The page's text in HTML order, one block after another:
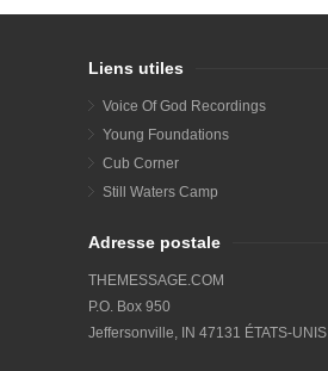
Liens utiles
Voice Of God Recordings
Young Foundations
Cub Corner
Still Waters Camp
Adresse postale
THEMESSAGE.COM
P.O. Box 950
Jeffersonville, IN 47131 ÉTATS-UNIS